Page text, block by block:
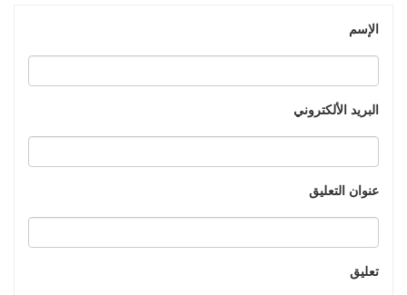
الإسم
البريد الألكتروني
عنوان التعليق
تعليق